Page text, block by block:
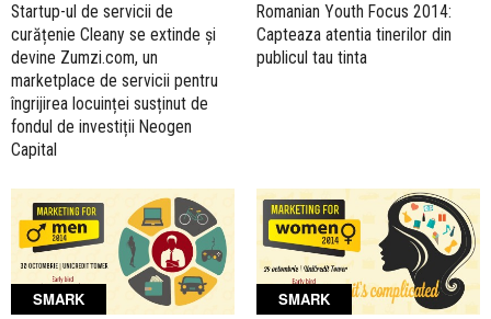
Startup-ul de servicii de
curățenie Cleany se extinde și
devine Zumzi.com, un
marketplace de servicii pentru
îngrijirea locuinței susținut de
fondul de investiții Neogen
Capital
Romanian Youth Focus 2014:
Capteaza atentia tinerilor din
publicul tau tinta
SMARK
SMARK